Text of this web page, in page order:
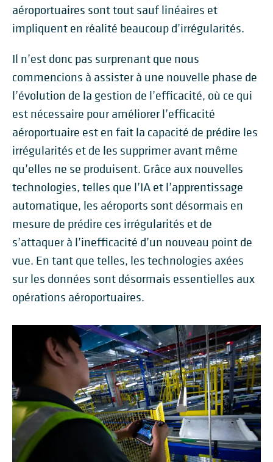
aéroportuaires sont tout sauf linéaires et
impliquent en réalité beaucoup d’irrégularités.
Il n’est donc pas surprenant que nous
commencions à assister à une nouvelle phase de
l’évolution de la gestion de l’efficacité, où ce qui
est nécessaire pour améliorer l’efficacité
aéroportuaire est en fait la capacité de prédire les
irrégularités et de les supprimer avant même
qu’elles ne se produisent. Grâce aux nouvelles
technologies, telles que l’IA et l’apprentissage
automatique, les aéroports sont désormais en
mesure de prédire ces irrégularités et de
s’attaquer à l’inefficacité d’un nouveau point de
vue. En tant que telles, les technologies axées
sur les données sont désormais essentielles aux
opérations aéroportuaires.